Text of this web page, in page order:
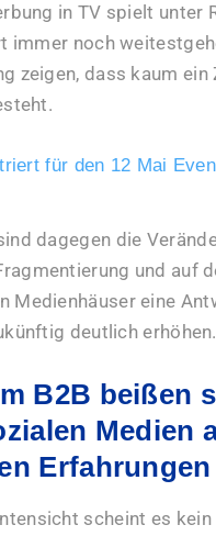
in TV spielt unter
immer noch
zeigen, dass kaum
für den 12 Mai
dagegen die
und auf
Medienhäuser eine
deutlich erhöhen.
B2B beißen
Medien
scheint es